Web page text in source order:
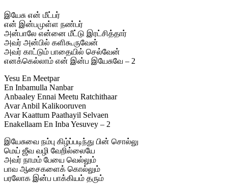
இயேசு என் மீட்பர்
என் இன்பமுள்ள நண்பர்
அன்பாலே என்னை மீட்டு இரட்சித்தார்
அவர் அன்பில் களிகூருவேன்
அவர் காட்டும் பாதையில் செல்வேன்
எனக்கெல்லாம் என் இன்ப இயேசுவே – 2
Yesu En Meetpar
En Inbamulla Nanbar
Anbaaley Ennai Meetu Ratchithaar
Avar Anbil Kalikooruven
Avar Kaattum Paathayil Selvaen
Enakellaam En Inba Yesuvey – 2
இயேசுவை நம்பு கிழ்ப்படிந்து பின் சொல்லு
மெய் ஜீவ வழி வேறில்லையே
அவர் நாமம் பேயை வெல்லும்
பாவ ஆசைகளைக் கொல்லும்
பரலோக இன்ப பாக்கியம் தரும்